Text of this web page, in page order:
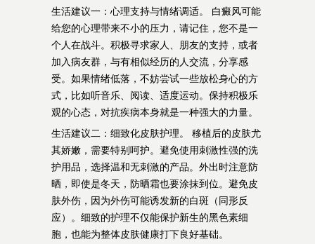
生活建议一：心理支持与情绪调适。 白癜风可能
给您的心理带来不小的压力，请记住，您不是一
个人在战斗。积极寻求家人、朋友的支持，或者
加入病友群，与有相似经历的人交流，分享感
受。如果情绪低落，不妨尝试一些放松身心的方
式，比如听音乐、阅读、适度运动。保持积极乐
观的心态，对抗疾病本身就是一种强大的力量。
生活建议二：细致化皮肤护理。 移植后的皮肤尤
其娇嫩，需要特别呵护。避免使用刺激性强的洗
护用品，选择温和无刺激的产品。外出时注意防
晒，即使是冬天，防晒霜也要涂抹到位。避免皮
肤外伤，因为外伤可能诱发新的白斑（同形反
应）。细致的护理不仅能保护新生的黑色素细
胞，也能为整体皮肤健康打下良好基础。